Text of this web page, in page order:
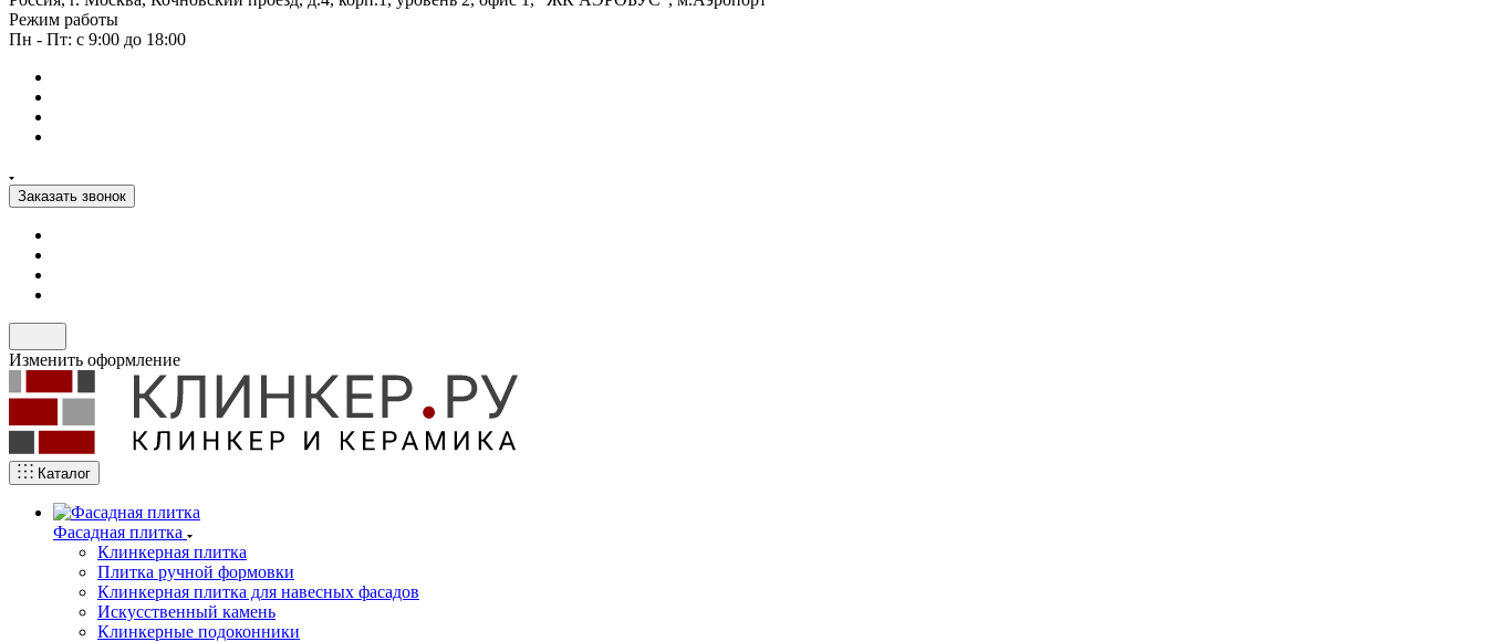
Режим работы
Пн - Пт: с 9:00 до 18:00
Заказать звонок
Изменить оформление
Каталог
Фасадная плитка
Клинкерная плитка
Плитка ручной формовки
Клинкерная плитка для навесных фасадов
Искусственный камень
Клинкерные подоконники